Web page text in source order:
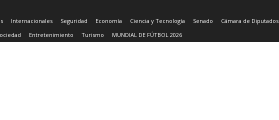
Internacionales Seguridad Economía Ciencia y Tecnología Senado Cámara de Diputados
Entretenimiento Turismo MUNDIAL DE FÚTBOL 2026